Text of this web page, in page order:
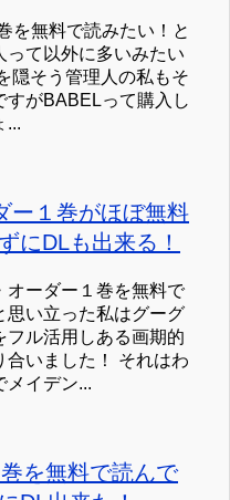
を無料で読みたい！と
って以外に多いみたい
隠そう管理人の私もそ
すがBABELって購入し
...
ー１巻がほぼ無料
にDLも出来る！
オーダー１巻を無料で
思い立った私はグーグ
フル活用しある画期的
合いました！ それはわ
メイデン...
を無料で読んで